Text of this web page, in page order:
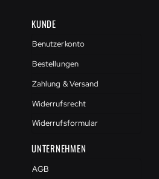
KUNDE
Benutzerkonto
Bestellungen
Zahlung & Versand
Widerrufsrecht
Widerrufsformular
UNTERNEHMEN
AGB